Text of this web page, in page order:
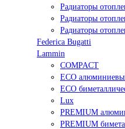
Радиаторы
Радиаторы
Радиаторы
Federica Bugatti
Lammin
COMPACT
ECO
ECO
Lux
PREMIUM
PREMIUM